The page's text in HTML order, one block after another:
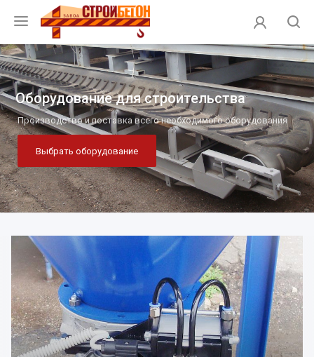
Оборудование для строительства
Производство и поставка всего необходимого оборудования
Выбрать оборудование